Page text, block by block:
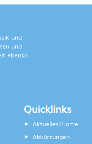
und
und
ebenso
Quicklinks
Aktuelles/Home
Abkürzungen